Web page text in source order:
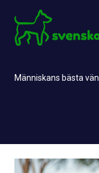
content
Människans bästa vän